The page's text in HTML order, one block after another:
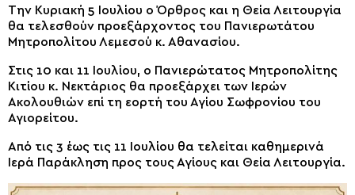
Την Κυριακή 5 Ιουλίου ο Όρθρος και η Θεία Λειτουργία
θα τελεσθούν προεξάρχοντος του Πανιερωτάτου
Μητροπολίτου Λεμεσού κ. Αθανασίου.
Στις 10 και 11 Ιουλίου, ο Πανιερώτατος Μητροπολίτης
Κιτίου κ. Νεκτάριος θα προεξάρχει των Ιερών
Ακολουθιών επί τη εορτή του Αγίου Σωφρονίου του
Αγιορείτου.
Από τις 3 έως τις 11 Ιουλίου θα τελείται καθημερινά
Ιερά Παράκληση προς τους Αγίους και Θεία Λειτουργία.